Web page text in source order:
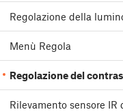
Regolazione della
Menù Regola
Regolazione del
Rilevamento sensore